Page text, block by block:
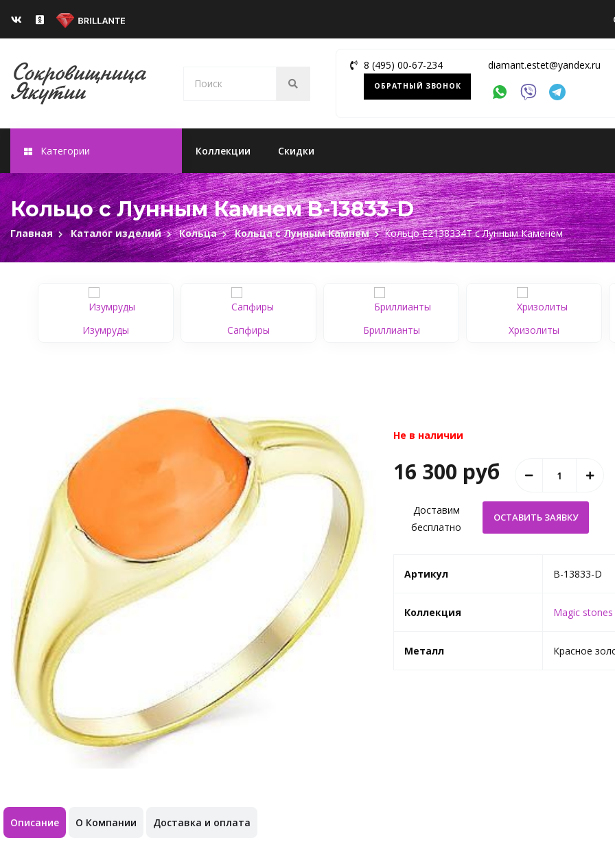
8 (495) 00-67-234
ОБРАТНЫЙ ЗВОНОК
diamant.estet@yandex.ru
Категории Коллекции Скидки
Кольцо с Лунным Камнем B-13833-D
Главная Каталог изделий Кольца Кольца с Лунным Камнем Кольцо Е2138334Т c Лунным Каменем
Изумруды Сапфиры Бриллианты Хризолиты
Не в наличии
16 300 руб
Доставим
бесплатно
Артикул B-13833-D
Коллекция Magic stones
Металл Красное
Описание О Компании Доставка и оплата